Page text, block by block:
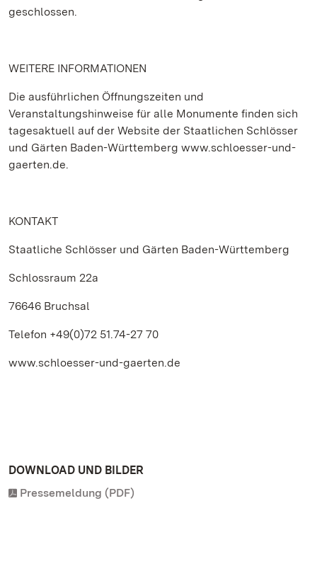
geschlossen.
WEITERE INFORMATIONEN
Die ausführlichen Öffnungszeiten und
Veranstaltungshinweise für alle Monumente finden sich
tagesaktuell auf der Website der Staatlichen Schlösser
und Gärten Baden-Württemberg www.schloesser-und-
gaerten.de.
KONTAKT
Staatliche Schlösser und Gärten Baden-Württemberg
Schlossraum 22a
76646 Bruchsal
Telefon +49(0)72 51.74-27 70
www.schloesser-und-gaerten.de
DOWNLOAD UND BILDER
Pressemeldung (PDF)